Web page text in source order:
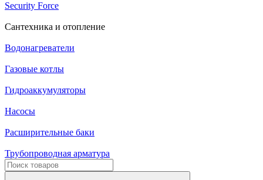
Security Force
Сантехника и отопление
Водонагреватели
Газовые котлы
Гидроаккумуляторы
Насосы
Расширительные баки
Трубопроводная арматура